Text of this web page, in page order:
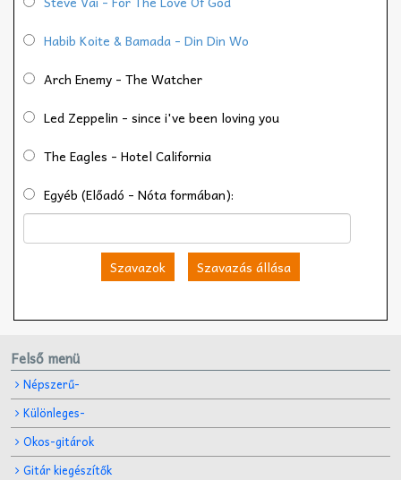
Habib Koite & Bamada - Din Din Wo
Arch Enemy - The Watcher
Led Zeppelin - since i've been loving you
The Eagles - Hotel California
Egyéb (Előadó - Nóta formában):
Szavazok Szavazás állása
Felső menü
Népszerű-
Különleges-
Okos-gitárok
Gitár kiegészítők